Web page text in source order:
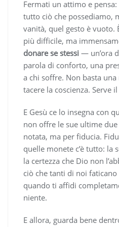
Fermati un attimo e
tutto ciò che possediamo,
vanità, quel gesto è vuoto.
più difficile, ma
donare se stessi — un’ora
parola di conforto, una
a chi soffre. Non basta
tacere la coscienza. Serve
E Gesù ce lo insegna con
non offre le sue ultime
notata, ma per fiducia.
quelle monete c’è tutto: la
la certezza che Dio non
ciò che tanti di noi faticano
quando ti affidi
niente.
E allora, guarda bene